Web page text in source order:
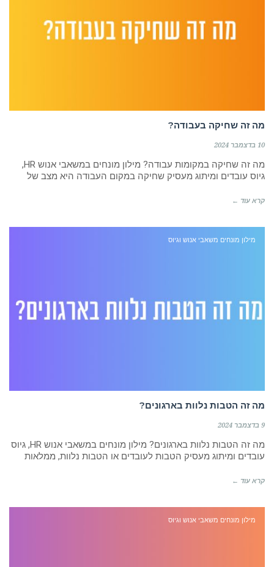
מה זה שחיקה בעבודה?
10 בדצמבר 2024
מה זה שחיקה במקומות עבודה? מילון מונחים במשאבי אנוש HR,
גיוס עובדים ומיתוג מעסיק שחיקה במקום העבודה היא מצב של
קרא עוד ←
מילון מונחים משאבי אנוש וגיוס
מה זה הטבות נלוות בארגונים?
9 בדצמבר 2024
מה זה הטבות נלוות בארגונים? מילון מונחים במשאבי אנוש HR, גיוס
עובדים ומיתוג מעסיק הטבות לעובדים או הטבות נלוות, ממלאות
קרא עוד ←
מילון מונחים משאבי אנוש וגיוס